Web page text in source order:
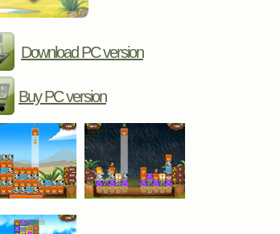
Download PC version
Buy PC version